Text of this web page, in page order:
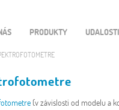
PRODUKTY UDALOSTI
(v závislosti od modelu a